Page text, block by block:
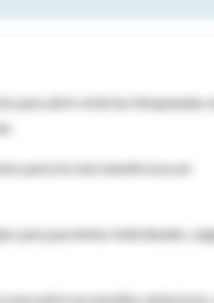
para abrir arterias bloqueadas
pareció más beneficiosa en
para pacientes individuales,
encontró en estudios anteriores, y